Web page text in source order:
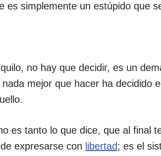
es simplemente un estúpido que
no hay que decidir, es un
mejor que hacer ha decidido
es tanto lo que dice, que al final
expresarse con libertad; es el